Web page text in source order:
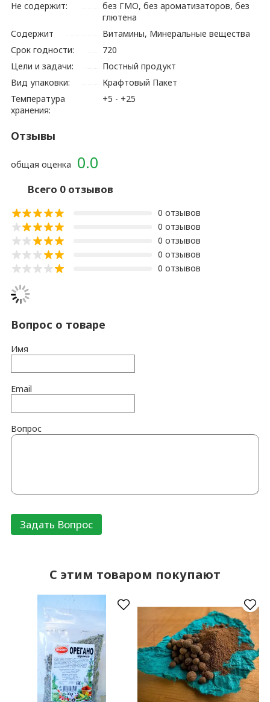
Не содержит:
без ГМО, без ароматизаторов, без
глютена
Содержит
Витамины, Минеральные вещества
Срок годности:
720
Цели и задачи:
Постный продукт
Вид упаковки:
Крафтовый Пакет
Температура
хранения:
+5 - +25
Отзывы
0.0
общая оценка
Всего 0 отзывов
0 отзывов
0 отзывов
0 отзывов
0 отзывов
0 отзывов
Вопрос о товаре
Имя
Email
Вопрос
C этим товаром покупают